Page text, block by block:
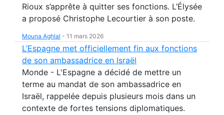
Rioux s’apprête à quitter ses fonctions. L’Élysée
a proposé Christophe Lecourtier à son poste.
Mouna Aghlal - 11 mars 2026
L’Espagne met officiellement fin aux fonctions
de son ambassadrice en Israël
Monde - L'Espagne a décidé de mettre un
terme au mandat de son ambassadrice en
Israël, rappelée depuis plusieurs mois dans un
contexte de fortes tensions diplomatiques.